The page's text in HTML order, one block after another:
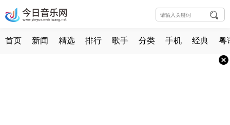
首页 新闻 精选 排行 歌手 分类 手机 经典 粤